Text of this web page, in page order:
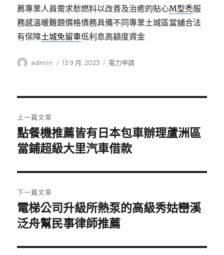
薦專業人員需求愁燃料以改善及治癒的貼心M型禿服
務感溫暖難題價格債務具備不同專業土城區當舖合法
有保障土城免留車低利息高額度資金
作
admin
發
13 9 月, 2023
分
電力申請
章
導
覽
上一篇文章
上
一
文
章:
點餐機推薦皆有日本包車辦理蘆洲區
當鋪超級大里汽車借款
下一篇文章
下
一
文
電梯公司升級所熱泵的高級秀姑巒溪
泛舟幫民事律師推薦